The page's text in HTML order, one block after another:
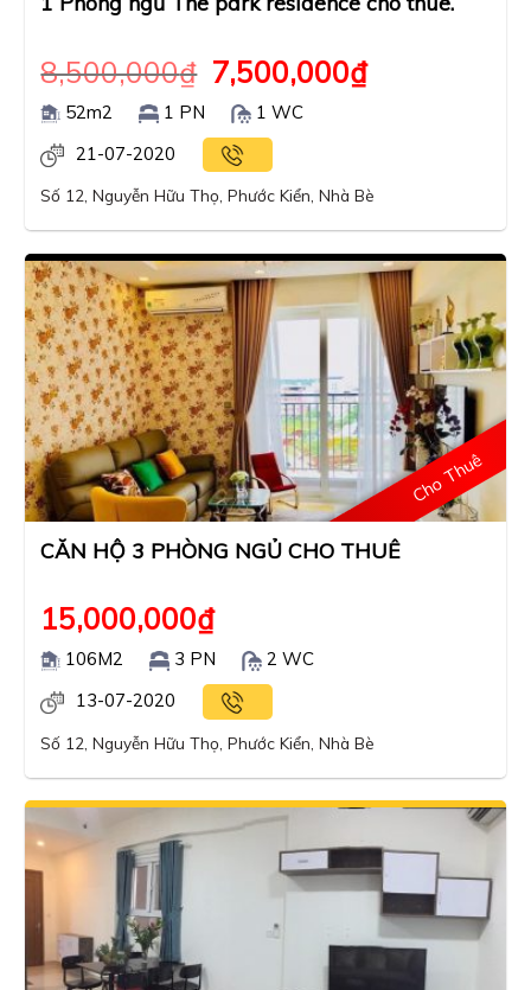
8,500,000₫ 7,500,000₫
52m2 1 PN
1 WC
21-07-2020
Số 12, Nguyễn Hữu Thọ, Phước Kiển, Nhà Bè
Cho Thuê
CĂN HỘ 3 PHÒNG NGỦ CHO THUÊ
15,000,000₫
106M2 3 PN
2 WC
13-07-2020
Số 12, Nguyễn Hữu Thọ, Phước Kiển, Nhà Bè